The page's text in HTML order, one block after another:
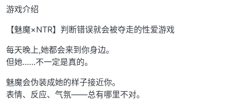
游戏介绍
【魅魔×NTR】判断错误就会被夺走的性爱游戏
每天晚上,她都会来到你身边。
但她……不一定是真的。
魅魔会伪装成她的样子接近你。
表情、反应、气氛——总有哪里不对。